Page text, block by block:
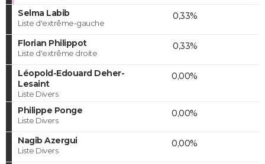
Selma Labib
Liste d'extrême-gauche
0,33%
Florian Philippot
Liste d'extrême droite
0,33%
Léopold-Edouard Deher-
Lesaint
Liste Divers
0,00%
Philippe Ponge
Liste Divers
0,00%
Nagib Azergui
Liste Divers
0,00%